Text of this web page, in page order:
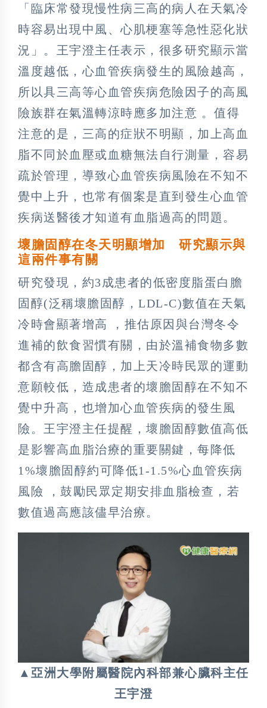
「臨床常發現慢性病三高的病人在天氣冷
時容易出現中風、心肌梗塞等急性惡化狀
況」。王宇澄主任表示，很多研究顯示當
溫度越低，心血管疾病發生的風險越高，
所以具三高等心血管疾病危險因子的高風
險族群在氣溫轉涼時應多加注意 。值得
注意的是，三高的症狀不明顯，加上高血
脂不同於血壓或血糖無法自行測量，容易
疏於管理，導致心血管疾病風險在不知不
覺中上升，也常有個案是直到發生心血管
疾病送醫後才知道有血脂過高的問題。
壞膽固醇在冬天明顯增加 研究顯示與
這兩件事有關
研究發現，約3成患者的低密度脂蛋白膽
固醇(泛稱壞膽固醇，LDL-C)數值在天氣
冷時會顯著增高 ，推估原因與台灣冬令
進補的飲食習慣有關，由於溫補食物多數
都含有高膽固醇，加上天冷時民眾的運動
意願較低，造成患者的壞膽固醇在不知不
覺中升高，也增加心血管疾病的發生風
險。王宇澄主任提醒，壞膽固醇數值高低
是影響高血脂治療的重要關鍵，每降低
1%壞膽固醇約可降低1-1.5%心血管疾病
風險 ，鼓勵民眾定期安排血脂檢查，若
數值過高應該儘早治療。
▲亞洲大學附屬醫院內科部兼心臟科主任
王宇澄